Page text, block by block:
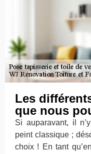
Les
que nous
Si auparavant, il
peint classique ;
choix ! En tant